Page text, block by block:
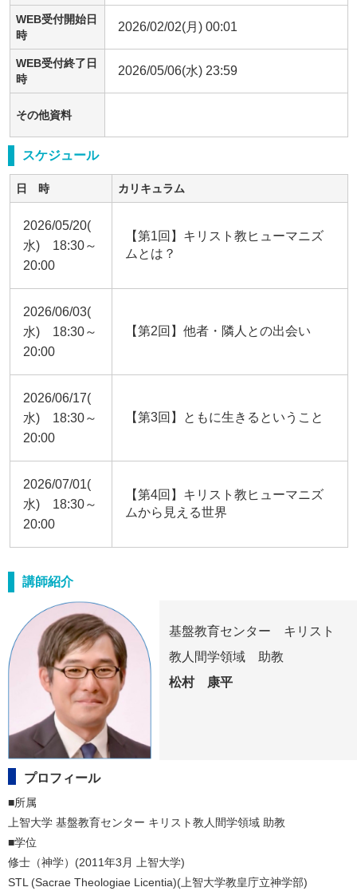
WEB受付開始日
時
2026/02/02(月) 00:01
WEB受付終了日
時
2026/05/06(水) 23:59
その他資料
スケジュール
日 時 カリキュラム
2026/05/20(
水) 18:30～
20:00
【第1回】キリスト教ヒューマニズ
ムとは？
2026/06/03(
水) 18:30～
20:00
【第2回】他者・隣人との出会い
2026/06/17(
水) 18:30～
20:00
【第3回】ともに生きるということ
2026/07/01(
水) 18:30～
20:00
【第4回】キリスト教ヒューマニズ
ムから見える世界
講師紹介
基盤教育センター キリスト
教人間学領域 助教
松村 康平
プロフィール
■所属
上智大学 基盤教育センター キリスト教人間学領域 助教
■学位
修士（神学）(2011年3月 上智大学)
STL (Sacrae Theologiae Licentia)(上智大学教皇庁立神学部)